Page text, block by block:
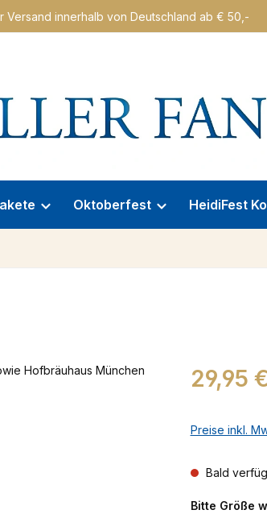
Versand innerhalb von Deutschland ab € 50,-
Oktoberfest HeidiFest
Regulärer Preis:
29,95 €
Preise inkl.
Bald
Bitte Größe